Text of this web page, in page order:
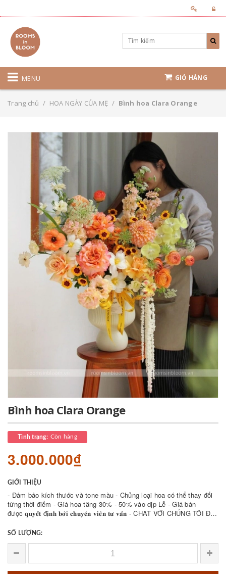
MENU GIỎ HÀNG
Trang chủ / HOA NGÀY CỦA MẸ / Bình hoa Clara Orange
Bình hoa Clara Orange
Tình trạng: Còn hàng
3.000.000₫
GIỚI THIỆU
- Đảm bảo kích thước và tone màu - Chủng loại hoa có thể thay đổi
từng thời điểm - Giá hoa tăng 30% - 50% vào dịp Lễ - Giá bán
được 𝐪𝐮𝐲𝐞̂́𝐭 đ𝐢̣𝐧𝐡 𝐛𝐨̛̉𝐢 𝐜𝐡𝐮𝐲𝐞̂𝐧 𝐯𝐢𝐞̂𝐧 𝐭𝐮̛ 𝐯𝐚̂́𝐧 - CHAT VỚI CHÚNG TÔI ĐỂ
SỐ LƯỢNG: